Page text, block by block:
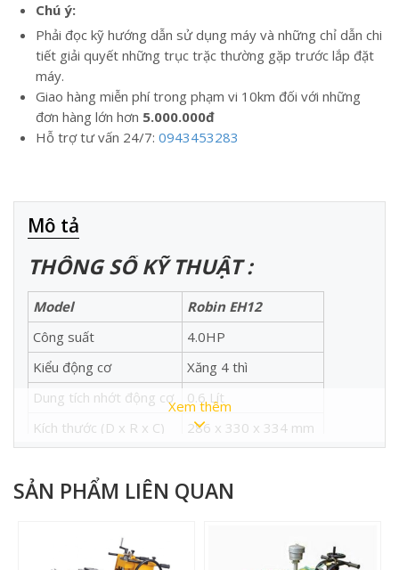
Chú ý:
Phải đọc kỹ hướng dẫn sử dụng máy và những chỉ dẫn chi
tiết giải quyết những trục trặc thường gặp trước lắp đặt
máy.
Giao hàng miễn phí trong phạm vi 10km đối với những
đơn hàng lớn hơn 5.000.000đ
Hỗ trợ tư vấn 24/7: 0943453283
Mô tả
THÔNG SỐ KỸ THUẬT :
Model
Robin EH12
Công suất
4.0HP
Kiểu động cơ
Xăng 4 thì
Dung tích nhớt động cơ
0.6 Lít
Kích thước (D x R x C)
286 x 330 x 334 mm
Xem thêm
SẢN PHẨM LIÊN QUAN